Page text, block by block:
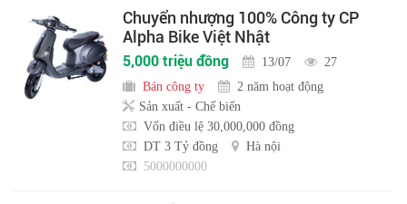
Chuyển nhượng 100% Công ty CP
Alpha Bike Việt Nhật
5,000 triệu đồng 13/07
27
Bán công ty
2 năm hoạt động
Sản xuất - Chế biến
Vốn điều lệ 30,000,000 đồng
DT 3 Tỷ đồng
Hà nội
5000000000